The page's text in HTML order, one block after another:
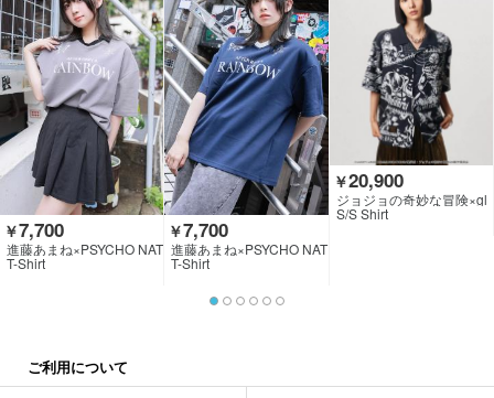
￥7,700
進藤あまね×PSYCHO NAT
ION×GEKIROCK CLOTHI
T-Shirt
￥7,700
進藤あまね×PSYCHO NAT
ION×GEKIROCK CLOTHI
T-Shirt
￥20,900
ジョジョの奇妙な冒険×gl
amb
S/S Shirt
ご利用について